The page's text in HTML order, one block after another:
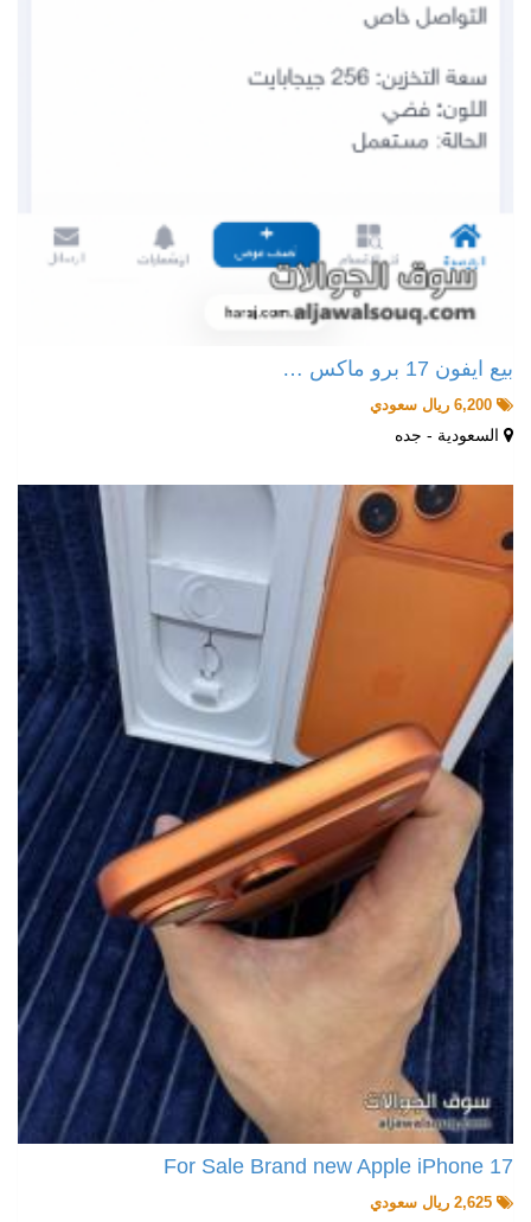
بيع ايفون 17 برو ماكس …
السعودية - جده
For Sale Brand new Apple iPhone 17